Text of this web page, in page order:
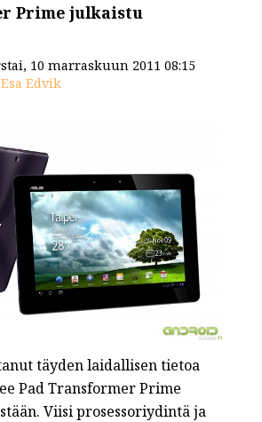
Prime julkaistu
10 marraskuun 2011 08:15
Esa Edvik
täyden laidallisen tietoa
Pad Transformer Prime
Viisi prosessoriydintä ja